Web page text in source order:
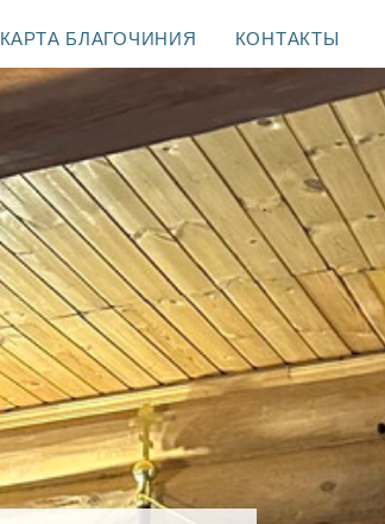
КАРТА БЛАГОЧИНИЯ КОНТАКТЫ